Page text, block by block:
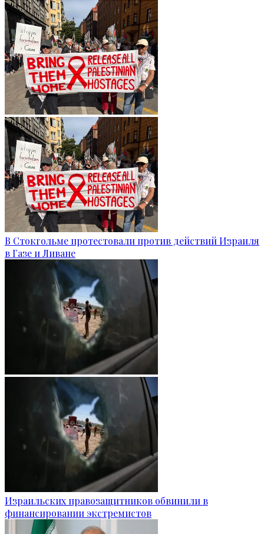
В Стокгольме протестовали против действий Израиля
в Газе и Ливане
Израильских правозащитников обвинили в
финансировании экстремистов